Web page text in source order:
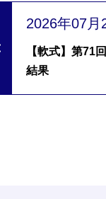
2026年07月
【軟式】第71
結果